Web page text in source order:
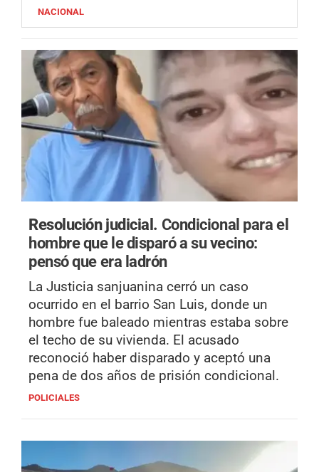
NACIONAL
Resolución judicial. Condicional para el
hombre que le disparó a su vecino:
pensó que era ladrón
La Justicia sanjuanina cerró un caso
ocurrido en el barrio San Luis, donde un
hombre fue baleado mientras estaba sobre
el techo de su vivienda. El acusado
reconoció haber disparado y aceptó una
pena de dos años de prisión condicional.
POLICIALES